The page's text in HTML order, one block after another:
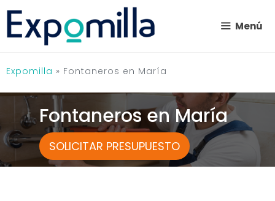
Saltar
contenido
Menú
Expomilla » Fontaneros en María
Fontaneros en María
SOLICITAR PRESUPUESTO